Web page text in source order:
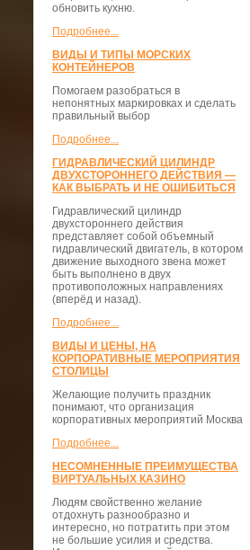
обновить кухню.
Подробнее...
ВИДЫ И ТИПЫ МОРСКИХ
КОНТЕЙНЕРОВ
Помогаем разобраться в
непонятных маркировках и сделать
правильный выбор
Подробнее...
ГИДРАВЛИЧЕСКИЙ ЦИЛИНДР
ДВУХСТОРОННЕГО ДЕЙСТВИЯ —
КАК ВЫБРАТЬ И НЕ ОШИБИТЬСЯ
Гидравлический цилиндр
двухстороннего действия
представляет собой объемный
гидравлический двигатель, в котором
движение выходного звена может
быть выполнено в двух
противоположных направлениях
(вперёд и назад).
Подробнее...
ВИДЫ И ЦЕНЫ, НА
КОРПОРАТИВНЫЕ МЕРОПРИЯТИЯ
СТОЛИЦЫ
Желающие получить праздник
понимают, что организация
корпоративных мероприятий Москва
Подробнее...
НЕСОМНЕННЫЕ ПРЕИМУЩЕСТВА
ВИРТУАЛЬНЫХ КАЗИНО
Людям свойственно желание
отдохнуть разнообразно и
интересно, но потратить при этом
не большие усилия и средства.